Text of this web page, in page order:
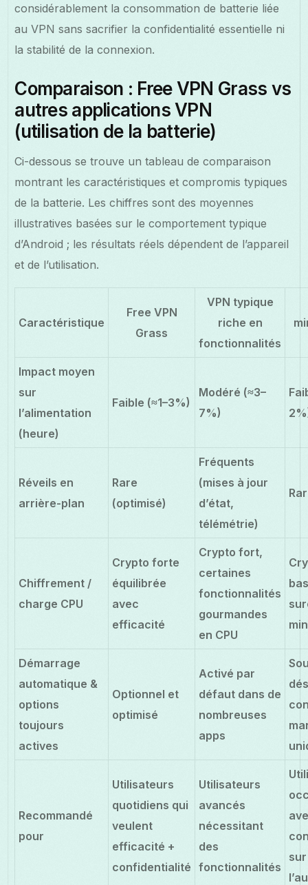
considérablement la consommation de batterie liée
au VPN sans sacrifier la confidentialité essentielle ni
la stabilité de la connexion.
Comparaison : Free VPN Grass vs
autres applications VPN
(utilisation de la batterie)
Ci-dessous se trouve un tableau de comparaison
montrant les caractéristiques et compromis typiques
de la batterie. Les chiffres sont des moyennes
illustratives basées sur le comportement typique
d’Android ; les résultats réels dépendent de l’appareil
et de l’utilisation.
Caractéristique
Free VPN
Grass
VPN typique
riche en
fonctionnalités
Impact moyen
sur
l’alimentation
(heure)
Faible (≈1–3%)
Modéré (≈3–
7%)
Réveils en
arrière-plan
Rare
(optimisé)
Fréquents
(mises à jour
d’état,
télémétrie)
Chiffrement /
charge CPU
Crypto forte
équilibrée
avec
efficacité
Crypto fort,
certaines
fonctionnalités
gourmandes
en CPU
Démarrage
automatique &
options
toujours
actives
Optionnel et
optimisé
Activé par
défaut dans de
nombreuses
apps
Recommandé
pour
Utilisateurs
quotidiens qui
veulent
efficacité +
confidentialité
Utilisateurs
avancés
nécessitant
des
fonctionnalités
sur